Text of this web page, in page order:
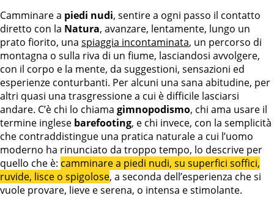
Camminare a piedi nudi, sentire a ogni passo il contatto
diretto con la Natura, avanzare, lentamente, lungo un
prato fiorito, una spiaggia incontaminata, un percorso di
montagna o sulla riva di un fiume, lasciandosi avvolgere,
con il corpo e la mente, da suggestioni, sensazioni ed
esperienze conturbanti. Per alcuni una sana abitudine, per
altri quasi una trasgressione a cui è difficile lasciarsi
andare. C’è chi lo chiama gimnopodismo, chi ama usare il
termine inglese barefooting, e chi invece, con la semplicità
che contraddistingue una pratica naturale a cui l’uomo
moderno ha rinunciato da troppo tempo, lo descrive per
quello che è: camminare a piedi nudi, su superfici soffici,
ruvide, lisce o spigolose, a seconda dell’esperienza che si
vuole provare, lieve e serena, o intensa e stimolante.